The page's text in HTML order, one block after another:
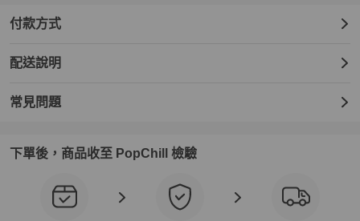
付款方式
配送說明
常見問題
下單後，商品收至 PopChill 檢驗